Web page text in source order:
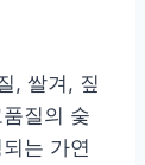
, 쌀겨, 짚
질의 숯
는 가연